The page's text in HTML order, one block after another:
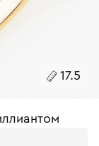
17.5